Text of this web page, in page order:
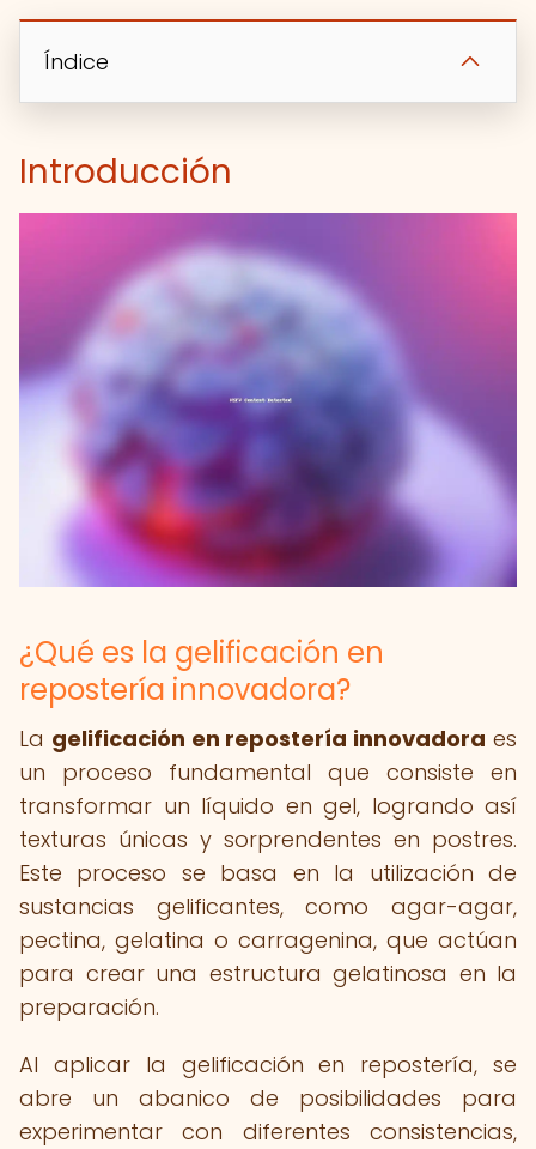
Índice
Introducción
¿Qué es la gelificación en
repostería innovadora?
La gelificación en repostería innovadora es
un proceso fundamental que consiste en
transformar un líquido en gel, logrando así
texturas únicas y sorprendentes en postres.
Este proceso se basa en la utilización de
sustancias gelificantes, como agar-agar,
pectina, gelatina o carragenina, que actúan
para crear una estructura gelatinosa en la
preparación.
Al aplicar la gelificación en repostería, se
abre un abanico de posibilidades para
experimentar con diferentes consistencias,